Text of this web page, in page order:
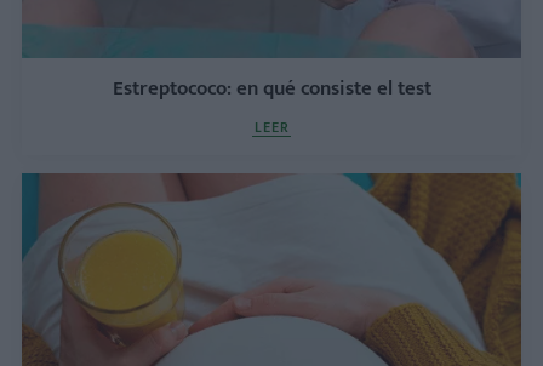
Estreptococo: en qué consiste el test
LEER